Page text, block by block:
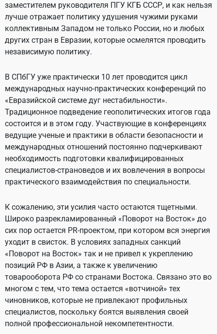
заместителем руководителя ПГУ КГБ СССР, и как нельзя
лучше отражает политику удушения чужими руками
коллективным Западом не только России, но и любых
других стран в Евразии, которые осмелятся проводить
независимую политику.
В СПбГУ уже практически 10 лет проводится цикл
международных научно-практических конференций по
«Евразийской системе дуг нестабильности».
Традиционное подведение геополитических итогов года
состоится и в этом году. Участвующие в конференциях
ведущие ученые и практики в области безопасности и
международных отношений постоянно подчеркивают
необходимость подготовки квалифицированных
специалистов-страноведов и их вовлечения в вопросы
практического взаимодействия по специальности.
К сожалению, эти усилия часто остаются тщетными.
Широко разрекламированный «Поворот на Восток» до
сих пор остается PR-проектом, при котором вся энергия
уходит в свисток. В условиях западных санкций
«Поворот на Восток» так и не привел к укреплению
позиций РФ в Азии, а также к увеличению
товарооборота РФ со странами Востока. Связано это во
многом с тем, что тема остается «вотчиной» тех
чиновников, которые не привлекают профильных
специалистов, поскольку боятся выявления своей
полной профессиональной некомпетентности.